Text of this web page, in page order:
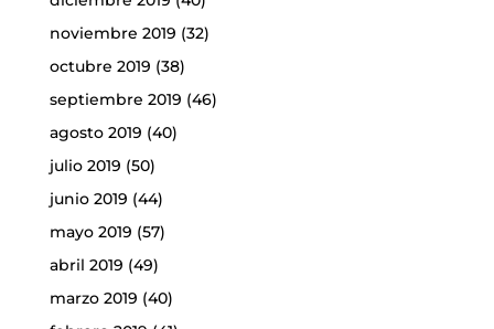
noviembre 2019 (32)
octubre 2019 (38)
septiembre 2019 (46)
agosto 2019 (40)
julio 2019 (50)
junio 2019 (44)
mayo 2019 (57)
abril 2019 (49)
marzo 2019 (40)